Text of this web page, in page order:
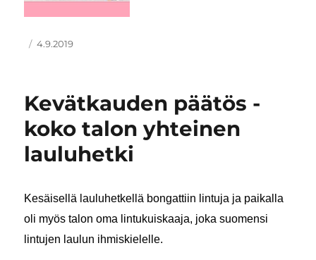
Kirjoittaja
Julkaistu
4.9.2019
Kevätkauden päätös -
koko talon yhteinen
lauluhetki
Kesäisellä lauluhetkellä bongattiin lintuja ja paikalla
oli myös talon oma lintukuiskaaja, joka suomensi
lintujen laulun ihmiskielelle.